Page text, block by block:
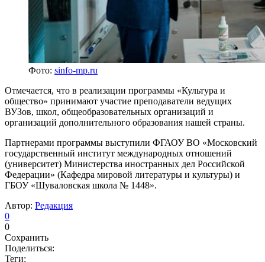
Фото: sinfo-mp.ru
Отмечается, что в реализации программы «Культура и
общество» принимают участие преподаватели ведущих
ВУЗов, школ, общеобразовательных организаций и
организаций дополнительного образования нашей страны.
Партнерами программы выступили ФГАОУ ВО «Московский
государственный институт международных отношений
(университет) Министерства иностранных дел Российской
Федерации» (Кафедра мировой литературы и культуры) и
ГБОУ «Шуваловская школа № 1448».
Автор: Редакция
0
0
Сохранить
Поделиться:
Теги: